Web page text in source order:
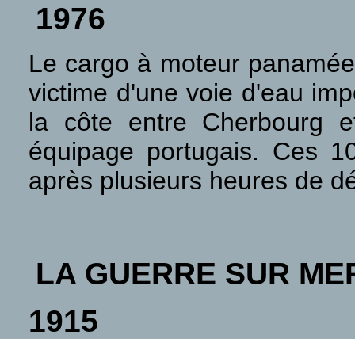
1976
Le cargo à moteur
victime d'une voie d'eau
la côte entre Cherbourg
équipage portugais. Ces
après plusieurs heures de
LA GUERRE SUR
1915